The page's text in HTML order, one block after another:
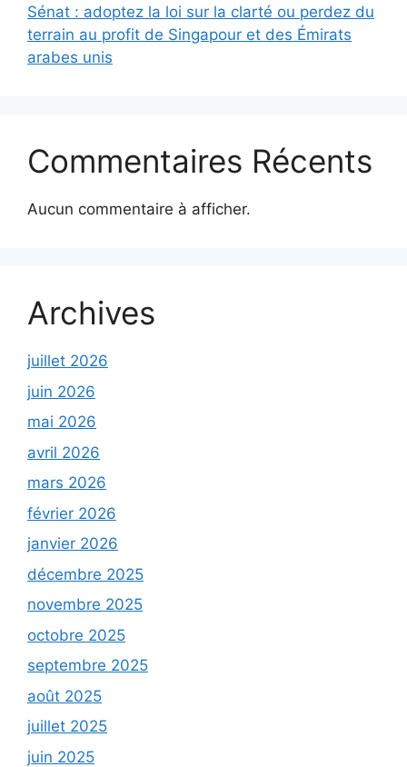
Sénat : adoptez la loi sur la clarté ou perdez du
terrain au profit de Singapour et des Émirats
arabes unis
Commentaires Récents
Aucun commentaire à afficher.
Archives
juillet 2026
juin 2026
mai 2026
avril 2026
mars 2026
février 2026
janvier 2026
décembre 2025
novembre 2025
octobre 2025
septembre 2025
août 2025
juillet 2025
juin 2025